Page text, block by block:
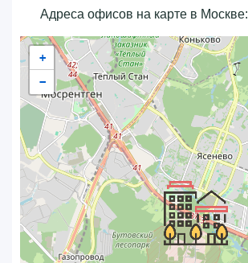
Адреса офисов на карте в Москве:
+
−